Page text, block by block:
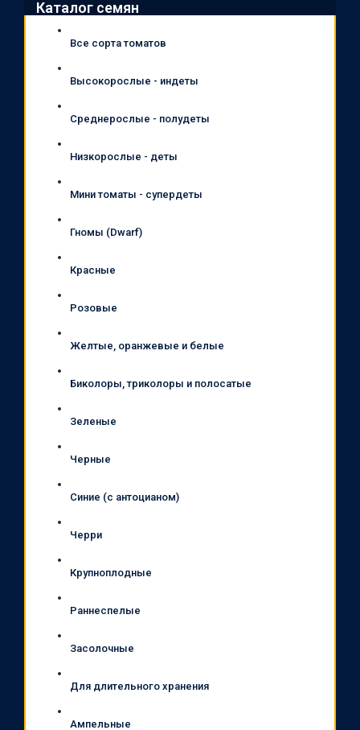
Каталог семян
Все сорта томатов
Высокорослые - индеты
Среднерослые - полудеты
Низкорослые - деты
Мини томаты - супердеты
Гномы (Dwarf)
Красные
Розовые
Желтые, оранжевые и белые
Биколоры, триколоры и полосатые
Зеленые
Черные
Синие (с антоцианом)
Черри
Крупноплодные
Раннеспелые
Засолочные
Для длительного хранения
Ампельные